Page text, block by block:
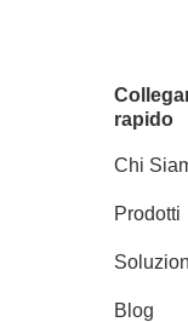
rapido
Chi
Prodotti
Blog